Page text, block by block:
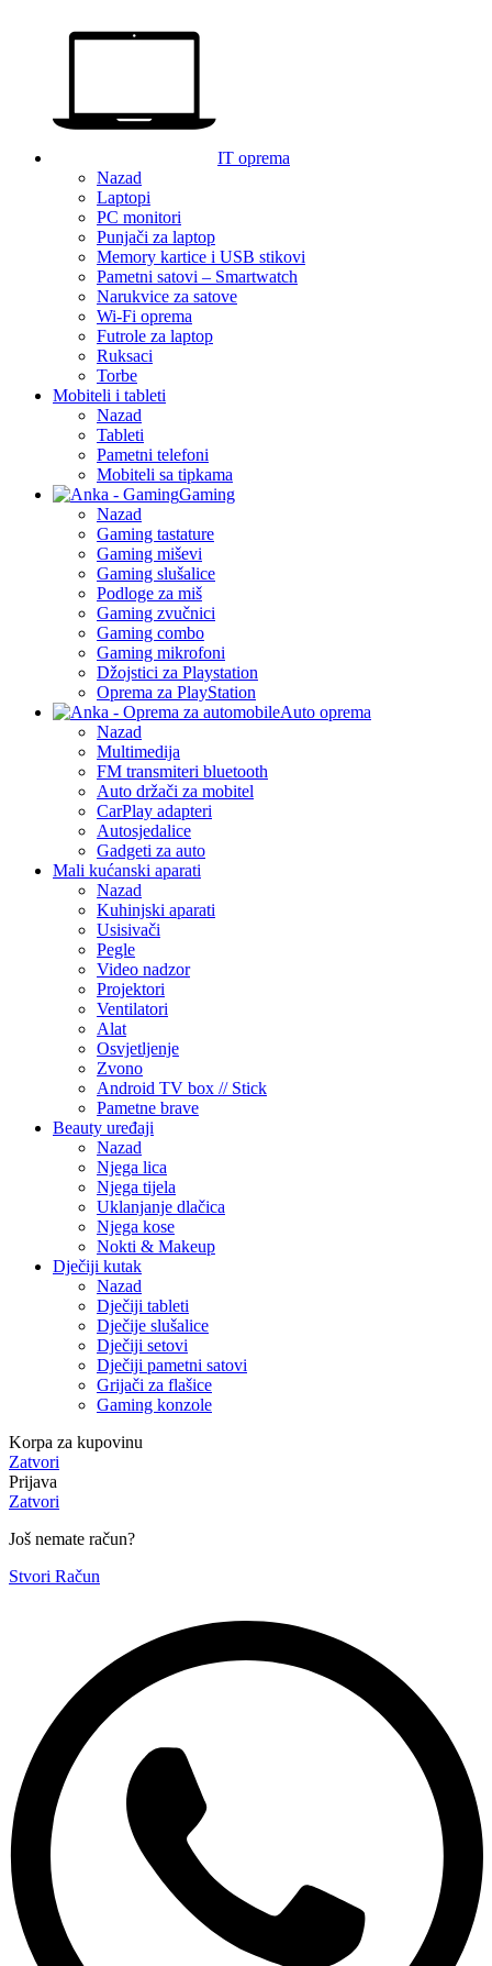
IT oprema
Nazad
Laptopi
PC monitori
Punjači za laptop
Memory kartice i USB stikovi
Pametni satovi – Smartwatch
Narukvice za satove
Wi-Fi oprema
Futrole za laptop
Ruksaci
Torbe
Mobiteli i tableti
Nazad
Tableti
Pametni telefoni
Mobiteli sa tipkama
Gaming
Nazad
Gaming tastature
Gaming miševi
Gaming slušalice
Podloge za miš
Gaming zvučnici
Gaming combo
Gaming mikrofoni
Džojstici za Playstation
Oprema za PlayStation
Auto oprema
Nazad
Multimedija
FM transmiteri bluetooth
Auto držači za mobitel
CarPlay adapteri
Autosjedalice
Gadgeti za auto
Mali kućanski aparati
Nazad
Kuhinjski aparati
Usisivači
Pegle
Video nadzor
Projektori
Ventilatori
Alat
Osvjetljenje
Zvono
Android TV box // Stick
Pametne brave
Beauty uređaji
Nazad
Njega lica
Njega tijela
Uklanjanje dlačica
Njega kose
Nokti & Makeup
Dječiji kutak
Nazad
Dječiji tableti
Dječije slušalice
Dječiji setovi
Dječiji pametni satovi
Grijači za flašice
Gaming konzole
Korpa za kupovinu
Zatvori
Prijava
Zatvori
Još nemate račun?
Stvori Račun